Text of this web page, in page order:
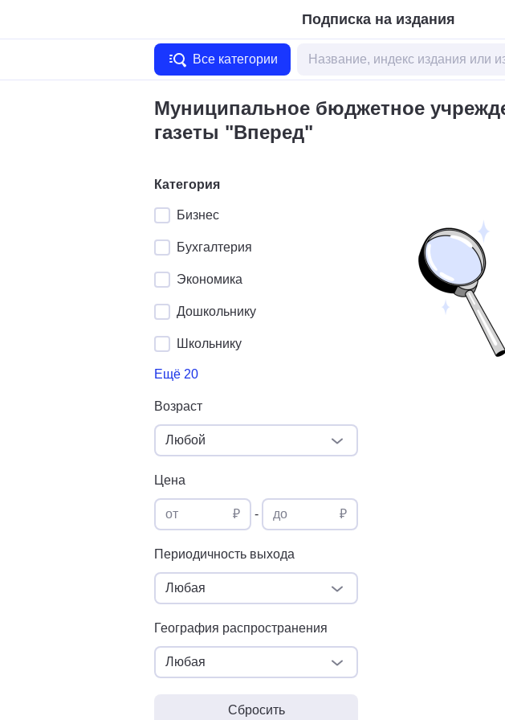
Подписка на издания
Все категории
Муниципальное бюджетное
газеты "Вперед"
Категория
Бизнес
Бухгалтерия
Экономика
Дошкольнику
Школьнику
Ещё 20
Возраст
Любой
Цена
от ₽ - до ₽
Периодичность выхода
Любая
География распространения
Любая
Сбросить